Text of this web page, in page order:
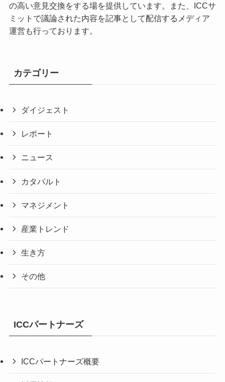
の高い意見交換をする場を提供しています。また、ICCサ
ミットで議論された内容を記事として配信するメディア
運営も行っております。
カテゴリー
ダイジェスト
レポート
ニュース
カタパルト
マネジメント
産業トレンド
生き方
その他
ICCパートナーズ
ICCパートナーズ概要